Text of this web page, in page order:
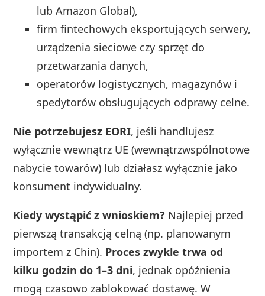
lub Amazon Global),
firm fintechowych eksportujących serwery,
urządzenia sieciowe czy sprzęt do
przetwarzania danych,
operatorów logistycznych, magazynów i
spedytorów obsługujących odprawy celne.
Nie potrzebujesz EORI, jeśli handlujesz
wyłącznie wewnątrz UE (wewnątrzwspólnotowe
nabycie towarów) lub działasz wyłącznie jako
konsument indywidualny.
Kiedy wystąpić z wnioskiem? Najlepiej przed
pierwszą transakcją celną (np. planowanym
importem z Chin). Proces zwykle trwa od
kilku godzin do 1–3 dni, jednak opóźnienia
mogą czasowo zablokować dostawę. W